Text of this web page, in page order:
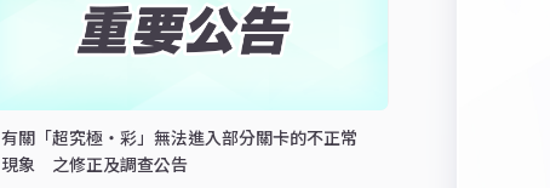
有關「超究極・彩」無法進入部分關卡的不正常
現象 之修正及調查公告